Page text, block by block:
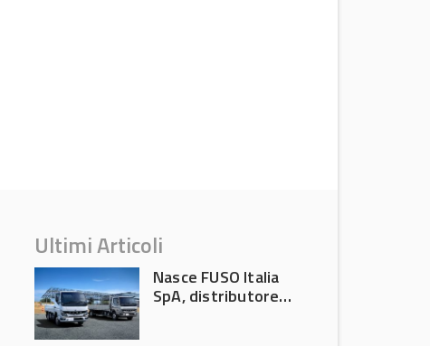
Ultimi Articoli
Nasce FUSO Italia
SpA, distributore